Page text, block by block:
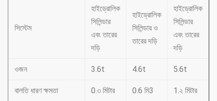
সিস্টেম
হাইড্রোলিক
সিলিন্ডার
এবং তারের
দড়ি
হাইড্রোলিক
সিলিন্ডার ও
তারের দড়ি
হাইড্রোলিক
সিলিন্ডার
এবং তারের
দড়ি
ওজন 3.6t 4.6t 5.6t
বালতি ধারণ ক্ষমতা 0.৩ মিটার 0.6 মি3 1.২ মিটার